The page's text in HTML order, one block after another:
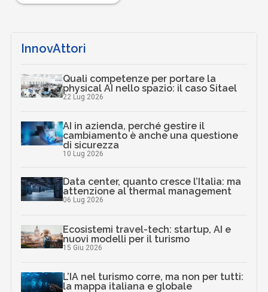
InnovAttori
Quali competenze per portare la
physical AI nello spazio: il caso Sitael
22 Lug 2026
AI in azienda, perché gestire il
cambiamento è anche una questione
di sicurezza
10 Lug 2026
Data center, quanto cresce l’Italia: ma
attenzione al thermal management
06 Lug 2026
Ecosistemi travel-tech: startup, AI e
nuovi modelli per il turismo
15 Giu 2026
L’IA nel turismo corre, ma non per tutti:
la mappa italiana e globale